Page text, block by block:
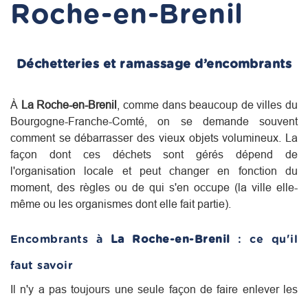
Roche-en-Brenil
Déchetteries et ramassage d’encombrants
À La Roche-en-Brenil , comme dans beaucoup de villes du
Bourgogne-Franche-Comté , on se demande souvent
comment se débarrasser des vieux objets volumineux. La
façon dont ces déchets sont gérés dépend de
l'organisation locale et peut changer en fonction du
moment, des règles ou de qui s'en occupe (la ville elle-
même ou les organismes dont elle fait partie).
Encombrants à La Roche-en-Brenil : ce qu'il
faut savoir
Il n'y a pas toujours une seule façon de faire enlever les